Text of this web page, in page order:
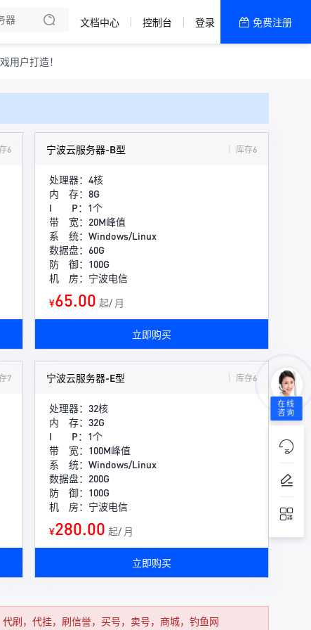
文档中心 控制台 登录 免费注册
用户打造！
6 宁波云服务器-B型 库存6
处理器：4核
内 存：8G
I P：1个
带 宽：20M峰值
系 统：Windows/Linux
数据盘：60G
防 御：100G
机 房：宁波电信
¥65.00 起/ 月
立即购买
7 宁波云服务器-E型 库存6
处理器：32核
内 存：32G
I P：1个
带 宽：100M峰值
系 统：Windows/Linux
数据盘：200G
防 御：100G
机 房：宁波电信
¥280.00 起/ 月
立即购买
刷，代挂，刷信誉，买号，卖号，商城，钓鱼网
在线
咨询